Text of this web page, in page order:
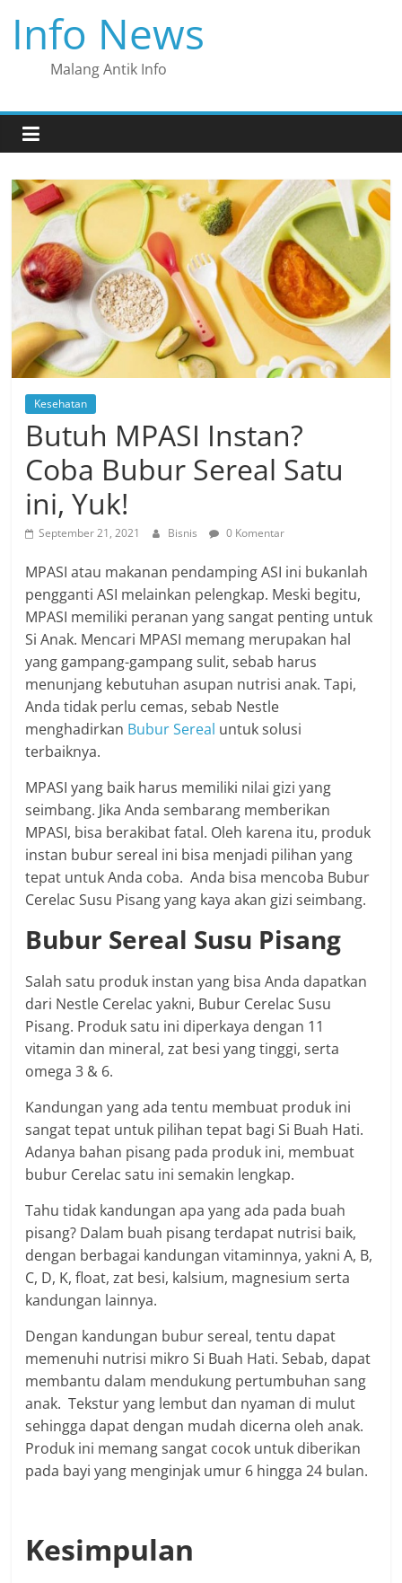
content
Info News
Malang Antik Info
Kesehatan
Butuh MPASI Instan?
Coba Bubur Sereal Satu
ini, Yuk!
September 21, 2021 Bisnis 0 Komentar
MPASI atau makanan pendamping ASI ini bukanlah
pengganti ASI melainkan pelengkap. Meski begitu,
MPASI memiliki peranan yang sangat penting untuk
Si Anak. Mencari MPASI memang merupakan hal
yang gampang-gampang sulit, sebab harus
menunjang kebutuhan asupan nutrisi anak. Tapi,
Anda tidak perlu cemas, sebab Nestle
menghadirkan Bubur Sereal untuk solusi
terbaiknya.
MPASI yang baik harus memiliki nilai gizi yang
seimbang. Jika Anda sembarang memberikan
MPASI, bisa berakibat fatal. Oleh karena itu, produk
instan bubur sereal ini bisa menjadi pilihan yang
tepat untuk Anda coba. Anda bisa mencoba Bubur
Cerelac Susu Pisang yang kaya akan gizi seimbang.
Bubur Sereal Susu Pisang
Salah satu produk instan yang bisa Anda dapatkan
dari Nestle Cerelac yakni, Bubur Cerelac Susu
Pisang. Produk satu ini diperkaya dengan 11
vitamin dan mineral, zat besi yang tinggi, serta
omega 3 & 6.
Kandungan yang ada tentu membuat produk ini
sangat tepat untuk pilihan tepat bagi Si Buah Hati.
Adanya bahan pisang pada produk ini, membuat
bubur Cerelac satu ini semakin lengkap.
Tahu tidak kandungan apa yang ada pada buah
pisang? Dalam buah pisang terdapat nutrisi baik,
dengan berbagai kandungan vitaminnya, yakni A, B,
C, D, K, float, zat besi, kalsium, magnesium serta
kandungan lainnya.
Dengan kandungan bubur sereal, tentu dapat
memenuhi nutrisi mikro Si Buah Hati. Sebab, dapat
membantu dalam mendukung pertumbuhan sang
anak. Tekstur yang lembut dan nyaman di mulut
sehingga dapat dengan mudah dicerna oleh anak.
Produk ini memang sangat cocok untuk diberikan
pada bayi yang menginjak umur 6 hingga 24 bulan.
Kesimpulan